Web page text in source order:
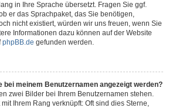
in Ihre Sprache übersetzt. Fragen Sie ggf.
er das Sprachpaket, das Sie benötigen,
nicht existiert, würden wir uns freuen, wenn Sie
Informationen dazu können auf der Website
phpBB.de gefunden werden.
bei meinem Benutzernamen angezeigt werden?
zwei Bilder bei Ihrem Benutzernamen stehen.
Ihrem Rang verknüpft: Oft sind dies Sterne,